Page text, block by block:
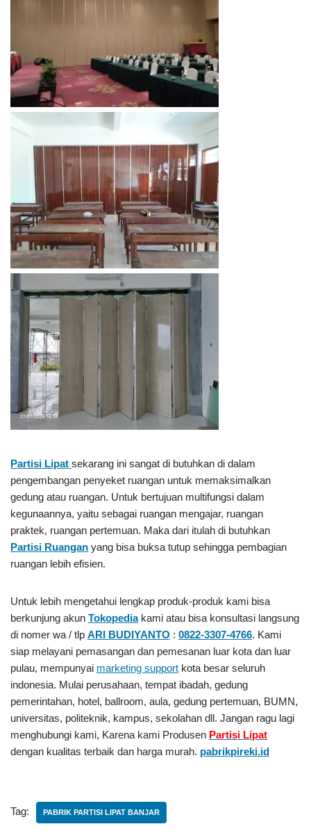
Partisi Lipat sekarang ini sangat di butuhkan di dalam
pengembangan penyeket ruangan untuk memaksimalkan
gedung atau ruangan. Untuk bertujuan multifungsi dalam
kegunaannya, yaitu sebagai ruangan mengajar, ruangan
praktek, ruangan pertemuan. Maka dari itulah di butuhkan
Partisi Ruangan yang bisa buksa tutup sehingga pembagian
ruangan lebih efisien.
Untuk lebih mengetahui lengkap produk-produk kami bisa
berkunjung akun Tokopediakami atau bisa konsultasi langsung
di nomer wa / tlp ARI BUDIYANTO : 0822-3307-4766. Kami
siap melayani pemasangan dan pemesanan luar kota dan luar
pulau, mempunyai marketing support kota besar seluruh
indonesia. Mulai perusahaan, tempat ibadah, gedung
pemerintahan, hotel, ballroom, aula, gedung pertemuan, BUMN,
universitas, politeknik, kampus, sekolahan dll. Jangan ragu lagi
menghubungi kami, Karena kami Produsen Partisi Lipat
dengan kualitas terbaik dan harga murah. pabrikpireki.id
Tag: PABRIK PARTISI LIPAT BANJAR